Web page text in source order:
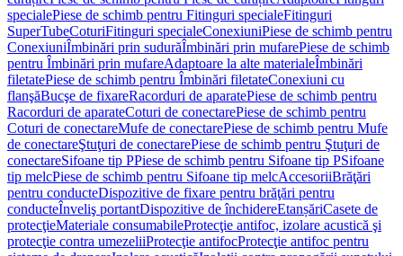
specialePiese de schimb pentru Fitinguri specialeFitinguri
SuperTubeCoturiFitinguri specialeConexiuniPiese de schimb pentru
ConexiuniÎmbinări prin sudurăÎmbinări prin mufarePiese de schimb
pentru Îmbinări prin mufareAdaptoare la alte materialeÎmbinări
filetatePiese de schimb pentru Îmbinări filetateConexiuni cu
flanşăBucşe de fixareRacorduri de aparatePiese de schimb pentru
Racorduri de aparateCoturi de conectarePiese de schimb pentru
Coturi de conectareMufe de conectarePiese de schimb pentru Mufe
de conectareŞtuţuri de conectarePiese de schimb pentru Ştuţuri de
conectareSifoane tip PPiese de schimb pentru Sifoane tip PSifoane
tip melcPiese de schimb pentru Sifoane tip melcAccesoriiBrăţări
pentru conducteDispozitive de fixare pentru brăţări pentru
conducteÎnveliş portantDispozitive de închidereEtanșăriCasete de
protecţieMateriale consumabileProtecţie antifoc, izolare acustică şi
protecţie contra umezeliiProtecţie antifocProtecţie antifoc pentru